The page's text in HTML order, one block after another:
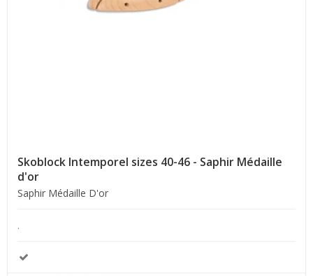
Skoblock Intemporel sizes 40-46 - Saphir Médaille
d'or
Saphir Médaille D'or
.